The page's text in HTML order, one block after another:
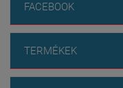
FACEBOOK
TERMÉKEK